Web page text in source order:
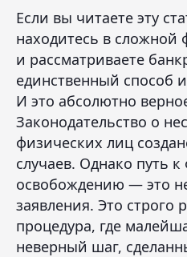
Если вы читаете эту
находитесь в сложной
и рассматриваете
единственный способ
И это абсолютно
Законодательство о
физических лиц
случаев. Однако путь
освобождению — это
заявления. Это строго
процедура, где
неверный шаг,